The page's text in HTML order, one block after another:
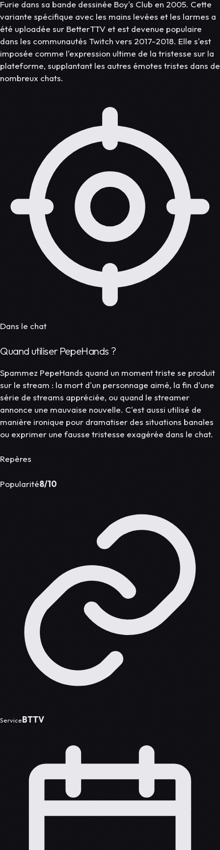
Furie dans sa bande dessinée Boy's Club en 2005. Cette
variante spécifique avec les mains levées et les larmes a
été uploadée sur BetterTTV et est devenue populaire
dans les communautés Twitch vers 2017-2018. Elle s'est
imposée comme l'expression ultime de la tristesse sur la
plateforme, supplantant les autres émotes tristes dans de
nombreux chats.
Dans le chat
Quand utiliser PepeHands ?
Spammez PepeHands quand un moment triste se produit
sur le stream : la mort d'un personnage aimé, la fin d'une
série de streams appréciée, ou quand le streamer
annonce une mauvaise nouvelle. C'est aussi utilisé de
manière ironique pour dramatiser des situations banales
ou exprimer une fausse tristesse exagérée dans le chat.
Repères
Popularité8/10
ServiceBTTV